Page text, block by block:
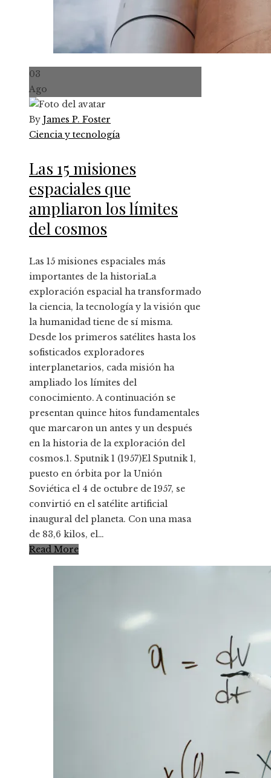
03
Ago
By James P. Foster
Ciencia y tecnología
Las 15 misiones
espaciales que
ampliaron los límites
del cosmos
Las 15 misiones espaciales más
importantes de la historiaLa
exploración espacial ha transformado
la ciencia, la tecnología y la visión que
la humanidad tiene de sí misma.
Desde los primeros satélites hasta los
sofisticados exploradores
interplanetarios, cada misión ha
ampliado los límites del
conocimiento. A continuación se
presentan quince hitos fundamentales
que marcaron un antes y un después
en la historia de la exploración del
cosmos.1. Sputnik 1 (1957)El Sputnik 1,
puesto en órbita por la Unión
Soviética el 4 de octubre de 1957, se
convirtió en el satélite artificial
inaugural del planeta. Con una masa
de 83,6 kilos, el…
Read More